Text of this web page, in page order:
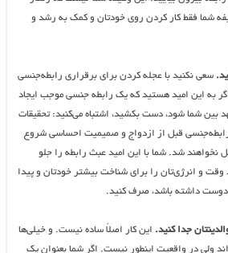
شما فقط کار کردن روی خودتان و کمک به رشد و
سعی نکنید با عجله کردن برای برقراری رابطه‌جنسی
به این امید هستید که یک رابطه جنسی موجب ایجاد
بین شما شود، دست بکشید، اشتباه می‌کنید: تحقیقات
قبل از ازدواج و صمیمیت احساسی شروع
نخواهند شد. شما با این امید عبث رابطه را جلو
وقت و انرژی‌تان را برای شناخت بیشتر خودتان و پیدا
داشته باشد، صرف کنید.
این کار اصلاً ساده نیست. و خیلی‌ها
ولی در واقعیت اینطور نیست. اگر شما بعنوان یک